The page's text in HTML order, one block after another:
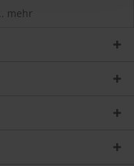
mehr